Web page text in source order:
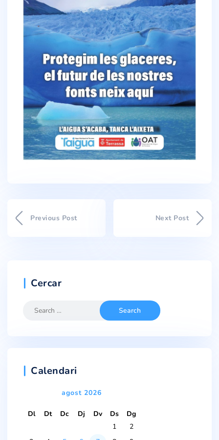
Previous Post Next Post
Cercar
Calendari
agost 2026
Dl Dt Dc Dj Dv Ds
Dg
1
2